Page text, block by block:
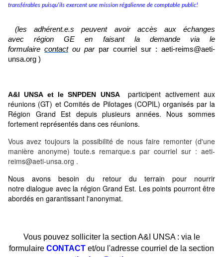
transférables puisqu'ils exercent une mission régalienne de comptable public!
(les adhérent.e.s peuvent avoir accès aux échanges
avec région GE en faisant la demande via le
formulaire contactou par par courriel sur : aeti-reims@aeti-
unsa.org )
A&I UNSA et le SNPDEN UNSA
participent activement aux
réunions (GT) et Comités de Pilotages (COPIL) organisés par la
Région Grand Est depuis plusieurs années. Nous sommes
fortement représentés dans ces réunions.
Vous avez toujours la possibilité de nous faire remonter (d'une
manière anonyme) toute.s remarque.s par courriel sur : aeti-
reims@aeti-unsa.org .
Nous avons besoin du retour du terrain pour nourrir
notre dialogue avec la région Grand Est. Les points pourront être
abordés en garantissant l'anonymat.
Vous pouvez solliciter la section A&I UNSA : via le
formulaire CONTACT et/ou l'adresse courriel de la section